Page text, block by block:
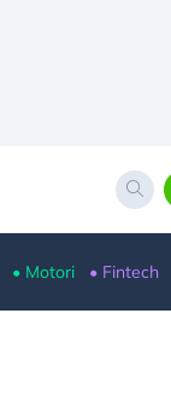
• Motori • Fintech